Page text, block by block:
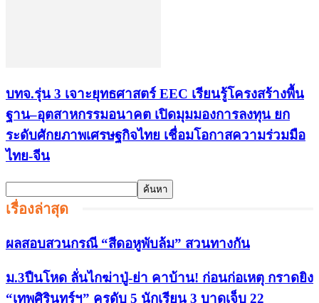
บทจ.รุ่น 3 เจาะยุทธศาสตร์ EEC เรียนรู้โครงสร้างพื้น
ฐาน–อุตสาหกรรมอนาคต เปิดมุมมองการลงทุน ยก
ระดับศักยภาพเศรษฐกิจไทย เชื่อมโอกาสความร่วมมือ
ไทย-จีน
เรื่องล่าสุด
ผลสอบสวนกรณี “สีดอหูพับล้ม” สวนทางกัน
ม.3ปืนโหด ลั่นไกฆ่าปู่-ย่า คาบ้าน! ก่อนก่อเหตุ กราดยิง
“เทพศิรินทร์ฯ” ครูดับ 5 นักเรียน 3 บาดเจ็บ 22